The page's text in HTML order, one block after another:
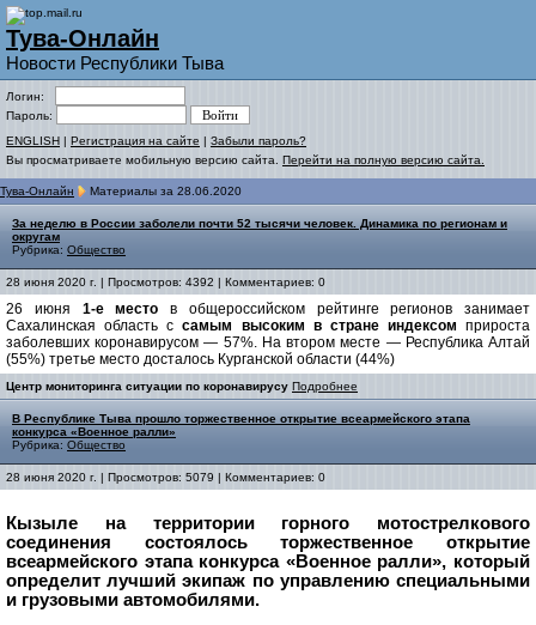
Тува-Онлайн
Новости Республики Тыва
Логин:
Пароль:
ENGLISH | Регистрация на сайте | Забыли пароль?
Вы просматриваете мобильную версию сайта. Перейти на полную версию сайта.
Тува-Онлайн Материалы за 28.06.2020
За неделю в России заболели почти 52 тысячи человек. Динамика по регионам и
округам
Рубрика: Общество
28 июня 2020 г. | Просмотров: 4392 | Комментариев: 0
26 июня 1-е место в общероссийском рейтинге регионов занимает
Сахалинская область ссамым высоким в стране индексом прироста
заболевших коронавирусом — 57%. На втором месте — Республика Алтай
(55%) третье место досталось Курганской области (44%)
Центр мониторинга ситуации по коронавирусу Подробнее
В Республике Тыва прошло торжественное открытие всеармейского этапа
конкурса «Военное ралли»
Рубрика: Общество
28 июня 2020 г. | Просмотров: 5079 | Комментариев: 0
Кызыле на территории горного мотострелкового
соединения состоялось торжественное открытие
всеармейского этапа конкурса «Военное ралли», который
определит лучший экипаж по управлению специальными
и грузовыми автомобилями.